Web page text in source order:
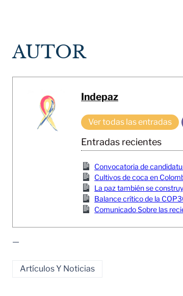
AUTOR
Indepaz
Ver todas las entradas
Entradas recientes
Convocatoria de
Cultivos de coca en
La paz también se
Balance crítico de la
Comunicado Sobre las
—
Artículos Y Noticias